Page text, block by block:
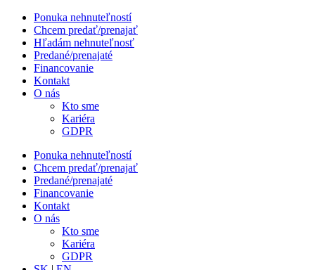
Ponuka nehnuteľností
Chcem predať/prenajať
Hľadám nehnuteľnosť
Predané/prenajaté
Financovanie
Kontakt
O nás
Kto sme
Kariéra
GDPR
Ponuka nehnuteľností
Chcem predať/prenajať
Predané/prenajaté
Financovanie
Kontakt
O nás
Kto sme
Kariéra
GDPR